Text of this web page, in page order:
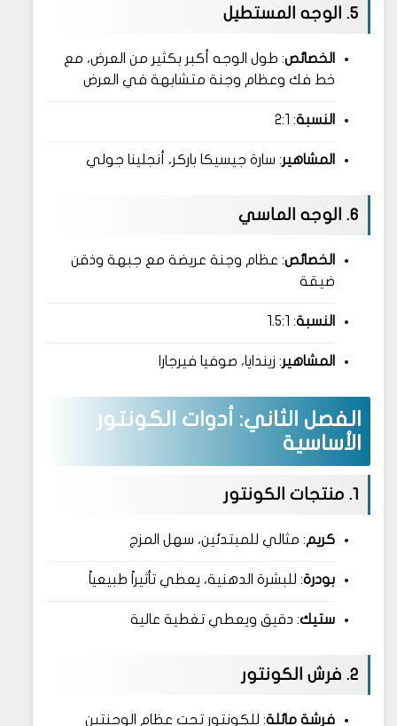
5. الوجه المستطيل
الخصائص: طول الوجه أكبر بكثير من العرض، مع
خط فك وعظام وجنة متشابهة في العرض
النسبة: 2:1
المشاهير: سارة جيسيكا باركر، أنجلينا جولي
6. الوجه الماسي
الخصائص: عظام وجنة عريضة مع جبهة وذقن
ضيقة
النسبة: 1.5:1
المشاهير: زيندايا، صوفيا فيرجارا
الفصل الثاني: أدوات الكونتور
الأساسية
1. منتجات الكونتور
كريم: مثالي للمبتدئين، سهل المزج
بودرة: للبشرة الدهنية، يعطي تأثيراً طبيعياً
ستيك: دقيق ويعطي تغطية عالية
2. فرش الكونتور
فرشة مائلة: للكونتور تحت عظام الوجنتين